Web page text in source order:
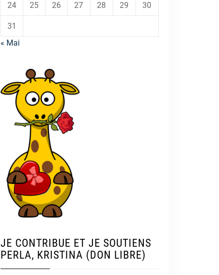
24 25 26 27 28 29 30
31
« Mai
JE CONTRIBUE ET JE SOUTIENS
PERLA, KRISTINA (DON LIBRE)